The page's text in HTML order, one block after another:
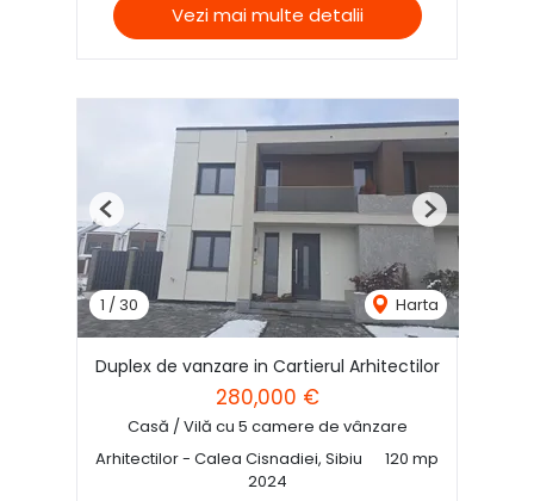
Vezi mai multe detalii
1 / 30 Harta
Previous Next
Duplex de vanzare in Cartierul Arhitectilor
280,000 €
Casă / Vilă cu 5 camere de vânzare
Arhitectilor - Calea Cisnadiei, Sibiu
120 mp
2024